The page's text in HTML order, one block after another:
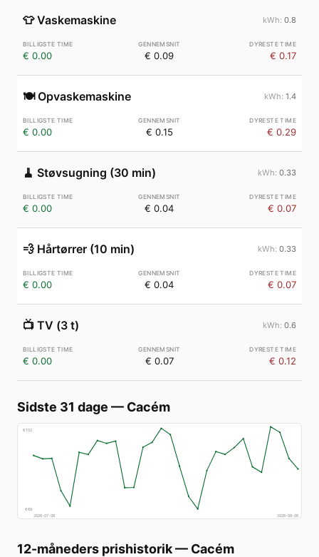
👕 Vaskemaskine 0.8
€ 0.00 € 0.09 € 0.17
🍽️ Opvaskemaskine 1.4
€ 0.00 € 0.15 € 0.29
🧹 Støvsugning (30 min) 0.33
€ 0.00 € 0.04 € 0.07
💨 Hårtørrer (10 min) 0.33
€ 0.00 € 0.04 € 0.07
📺 TV (3 t) 0.6
€ 0.00 € 0.07 € 0.12
Sidste 31 dage — Cacém
€152
€69
2026-07-08
2026-08-06
12-måneders prishistorik— Cacém